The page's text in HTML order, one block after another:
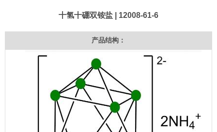
十氢十硼双铵盐 | 12008-61-6
产品结构：